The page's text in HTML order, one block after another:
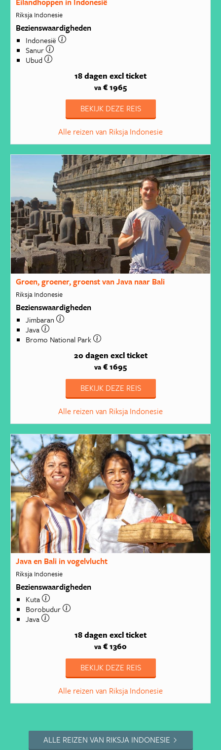
Riksja Indonesie
Bezienswaardigheden
Indonesië
Sanur
Ubud
18 dagen excl ticket
va € 1965
BEKIJK DEZE REIS
Alle reizen van Riksja Indonesie
Groen, groener, groenst van Java naar Bali
Riksja Indonesie
Bezienswaardigheden
Jimbaran
Java
Bromo National Park
20 dagen excl ticket
va € 1695
BEKIJK DEZE REIS
Alle reizen van Riksja Indonesie
Java en Bali in vogelvlucht
Riksja Indonesie
Bezienswaardigheden
Kuta
Borobudur
Java
18 dagen excl ticket
va € 1360
BEKIJK DEZE REIS
Alle reizen van Riksja Indonesie
ALLE REIZEN VAN RIKSJA INDONESIE